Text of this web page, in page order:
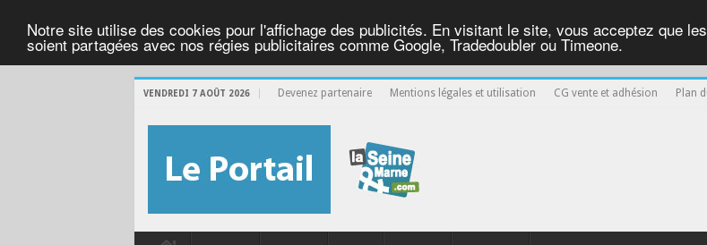
Notre site utilise des cookies pour l'affichage des publicités. En visitant le site, vous acceptez que
soient partagées avec nos régies publicitaires comme Google, Tradedoubler ou Timeone.
VENDREDI 7 AOÛT 2026 Devenez partenaire Mentions légales et utilisation CG vente et adhésion Plan